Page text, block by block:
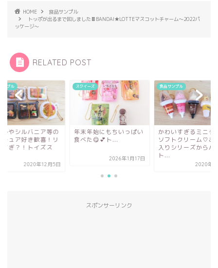
HOME
食品サンプル
トッポが出るまで回しました🍫BANDAI★LOTTEマスコットチャーム～2022パ
ッケージ～
RELATED POST
ンプル
ルやシルバニア等の
チュア好き歓喜！リ
すぎ？！トイズス
2020年12月5日
スクイーズ
年末年始にもちいっぱい
食べた😋💕ト...
2026年1月17日
食品サンプル
かわいすぎるミニチ
ソフトクリーム♡お
入りシリーズからパ
ト...
2020年6
スポンサーリンク